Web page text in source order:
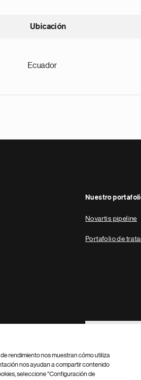
Ubicación
Ecuador
Nuestro
Novartis pipeline
Portafolio de
Footer Site
rendimiento nos muestran cómo utiliza
nos ayudan a compartir contenido
seleccione "Configuración de